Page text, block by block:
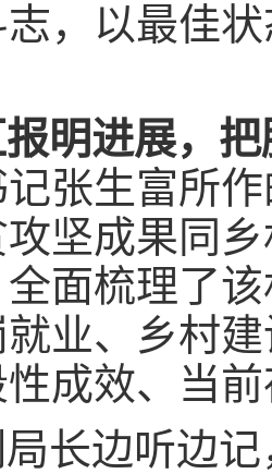
，以最佳
明进展，
张生富所
坚成果同
面梳理了
业、乡村
成效、当
长边听边